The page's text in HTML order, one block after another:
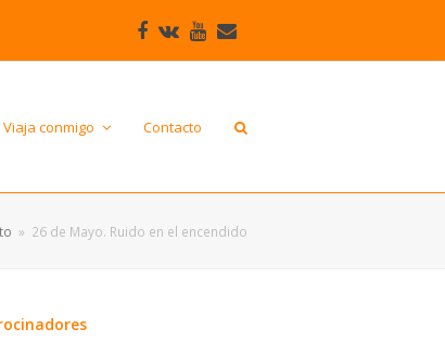
Facebook
VK Youtube
electrónico
Viaja conmigo Contacto
» 26 de Mayo. Ruido en el encendido